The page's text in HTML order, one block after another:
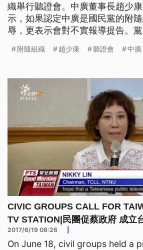
織舉行聽證會。中廣董事長趙少
示，如果認定中廣是國民黨的附
辱，更表示會對不實報導提告。
價轉讓，就此二爭點進行討論。 趙少康表示，「任
件，表示要對週刊記者提告加重
中廣價值25億不止10億，
附隨組織 趙少康 聽證會 中廣
CIVIC GROUPS CALL FOR
TV STATION|民團促蔡政府 成立
2017/6/19 08:26
On June 18, civil groups held a